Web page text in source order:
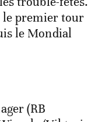
le premier tour
le Mondial
(RB